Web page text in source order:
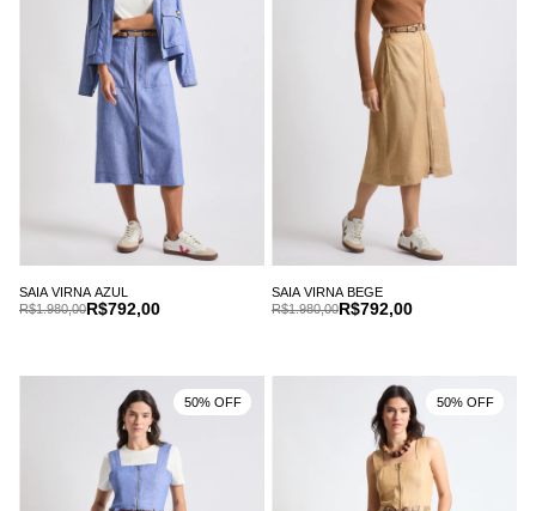
SAIA VIRNA AZUL
R$792,00
R$1.980,00
SAIA VIRNA BEGE
R$792,00
R$1.980,00
50% OFF 50% OFF